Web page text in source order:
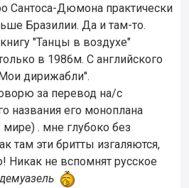
Сантоса-Дюмона практически
Бразилии. Да и там-то.
"Танцы в воздухе"
в 1986м. С английского
дирижабли".
за перевод на/с
названия его моноплана
мире) . мне глубоко без
там эти бритты изгаляются,
Никак не вспомнят русское